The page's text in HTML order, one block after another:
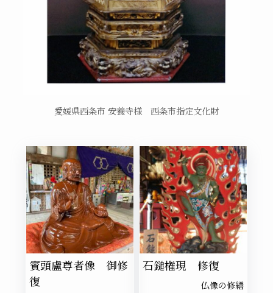
愛媛県西条市 安養寺様 西条市指定文化財
賓頭盧尊者像 御修
復
石鎚権現 修復
仏像の修繕